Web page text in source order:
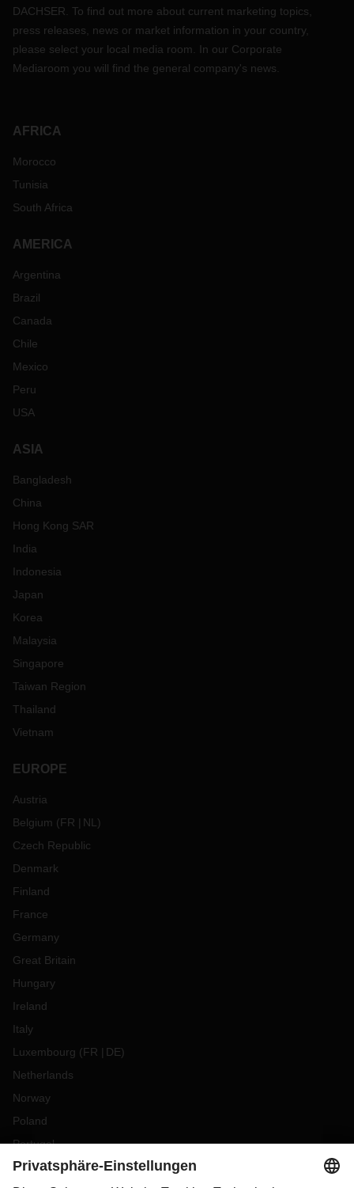
DACHSER. To find out more about current marketing topics,
press releases, news or market information in your country,
please select your local media room. In our Corporate
Mediaroom you will find the general company's news.
AFRICA
Morocco
Tunisia
South Africa
AMERICA
Argentina
Brazil
Canada
Chile
Mexico
Peru
USA
ASIA
Bangladesh
China
Hong Kong SAR
India
Indonesia
Japan
Korea
Malaysia
Singapore
Taiwan Region
Thailand
Vietnam
EUROPE
Austria
Belgium (FR NL )
Czech Republic
Denmark
Finland
France
Germany
Great Britain
Hungary
Ireland
Italy
Luxembourg (FR DE)
Netherlands
Norway
Poland
Portugal
Romania